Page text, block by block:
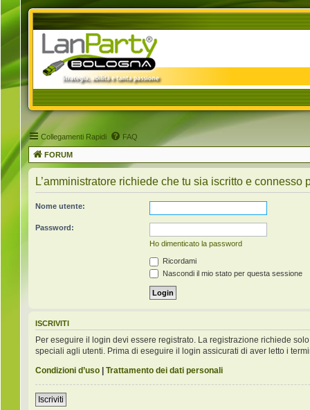
Collegamenti Rapidi FAQ
FORUM
L’amministratore richiede che tu sia iscritto e connesso
Nome utente:
Password:
Ho dimenticato la password
Ricordami
Nascondi il mio stato per questa sessione
ISCRIVITI
Per eseguire il login devi essere registrato. La registrazione richiede
speciali agli utenti. Prima di eseguire il login assicurati di aver letto i
Condizioni d’uso | Trattamento dei dati personali
Iscriviti